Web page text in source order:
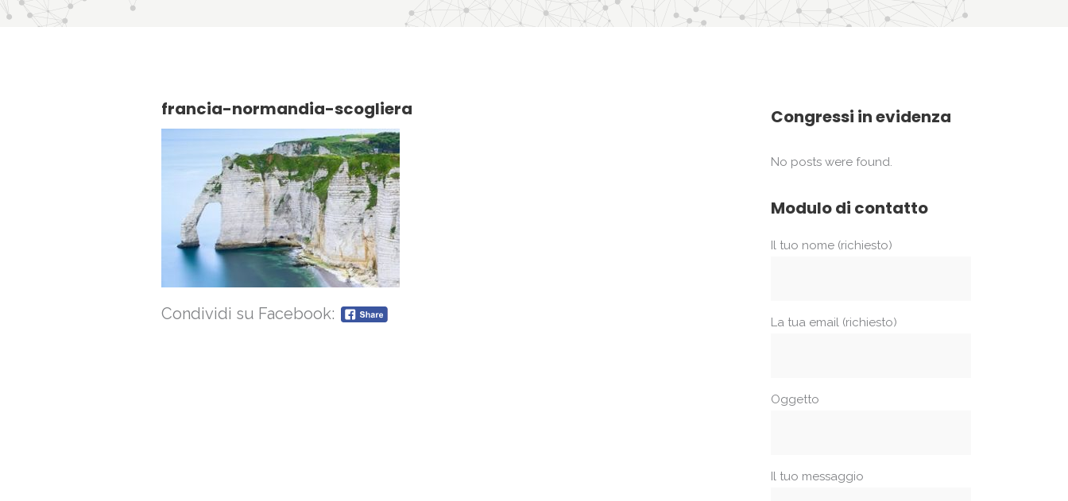
francia-normandia-scogliera
Condividi su Facebook:
Congressi in evidenza
No posts were found.
Modulo di contatto
Il tuo nome (richiesto)
La tua email (richiesto)
Oggetto
Il tuo messaggio